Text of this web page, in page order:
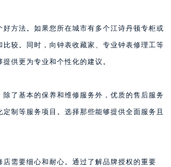
方法。如果您所在城市有多个江诗丹顿专柜或
较。同时，向钟表收藏家、专业钟表修理工等
供更为专业和个性化的建议。
了基本的保养和维修服务外，优质的售后服务
制等服务项目。选择那些能够提供全面服务且
需要细心和耐心。通过了解品牌授权的重要